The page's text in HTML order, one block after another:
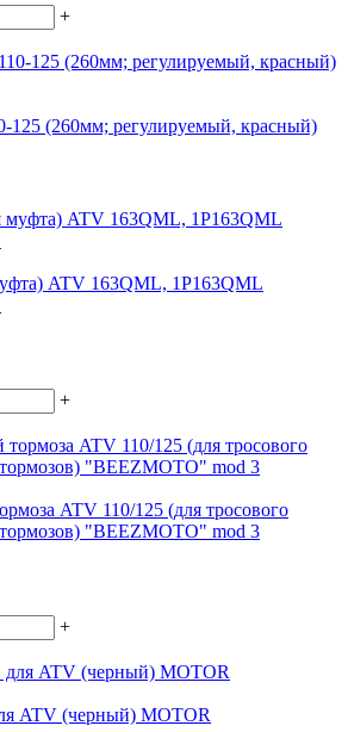
+
125 (260мм; регулируемый, красный)
ATV 163QML, 1P163QML
+
ATV 110/125 (для тросового
"BEEZMOTO" mod 3
+
ATV (черный) MOTOR